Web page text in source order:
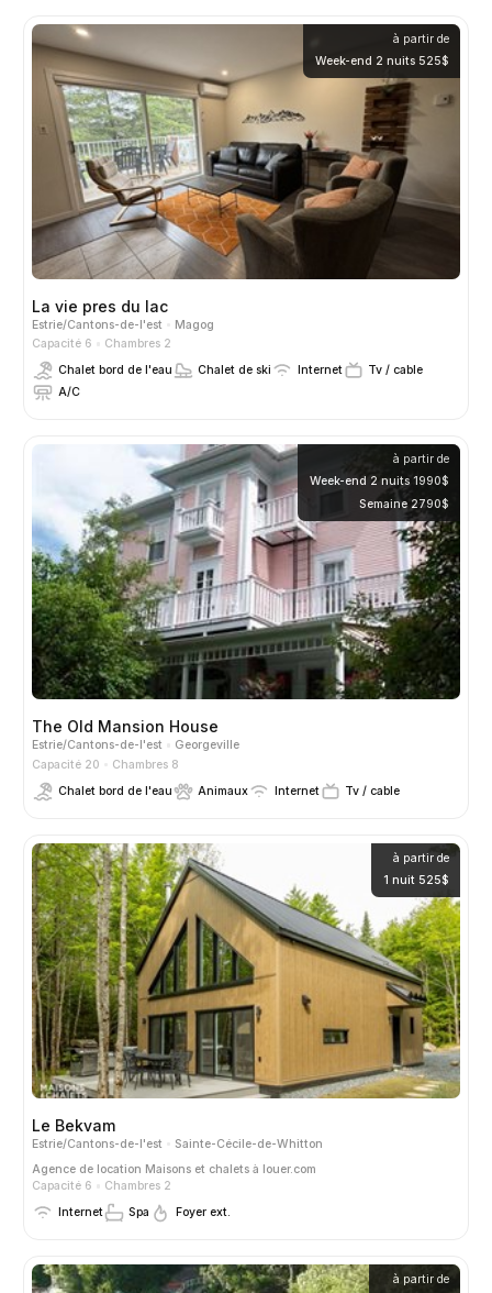
à partir de
Week-end 2 nuits 525$
La vie pres du lac
Estrie/Cantons-de-l'est
Magog
Capacité 6
Chambres 2
Chalet bord de l'eau
Chalet de ski Internet
Tv / cable
A/C
à partir de
Week-end 2 nuits 1990$
Semaine 2790$
The Old Mansion House
Estrie/Cantons-de-l'est
Georgeville
Capacité 20
Chambres 8
Chalet bord de l'eau
Animaux Internet Tv / cable
à partir de
1 nuit 525$
Le Bekvam
Estrie/Cantons-de-l'est
Sainte-Cécile-de-Whitton
Agence de location Maisons et chalets à louer.com
Capacité 6
Chambres 2
Internet
Spa Foyer ext.
à partir de